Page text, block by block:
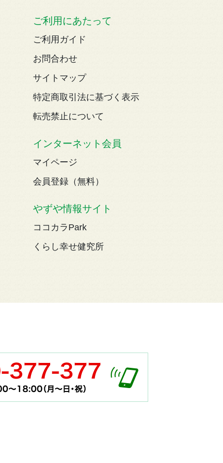
ご利用にあたって
ご利用ガイド
お問合わせ
サイトマップ
特定商取引法に基づく表示
転売禁止について
インターネット会員
マイページ
会員登録（無料）
やずや情報サイト
ココカラPark
くらし幸せ健究所